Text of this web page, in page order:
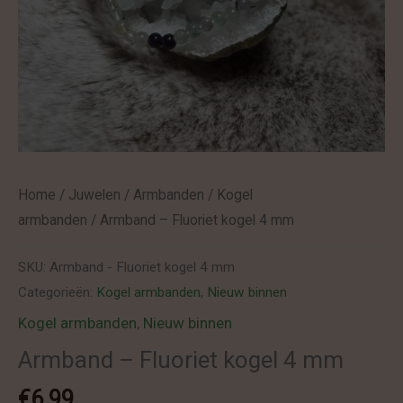
Home / Juwelen / Armbanden / Kogel
armbanden / Armband – Fluoriet kogel 4 mm
SKU: Armband - Fluoriet kogel 4 mm
Categorieën: Kogel armbanden, Nieuw binnen
Kogel armbanden, Nieuw binnen
Armband – Fluoriet kogel 4 mm